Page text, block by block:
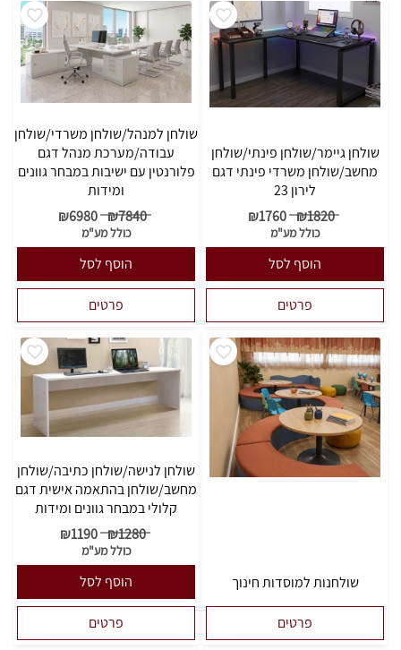
שולחן גיימר/שולחן פינתי/שולחן
מחשב/שולחן משרדי פינתי דגם
לירון 23
₪1820
₪1760
כולל מע"מ
הוסף לסל
פרטים
שולחן למנהל/שולחן משרדי/שולחן
עבודה/מערכת מנהל דגם
פלורנטין עם ישיבות במבחר גוונים
ומידות
₪7840
₪6980
כולל מע"מ
הוסף לסל
פרטים
שולחנות למוסדות חינוך
פרטים
שולחן לנישה/שולחן כתיבה/שולחן
מחשב/שולחן בהתאמה אישית דגם
קלולי במבחר גוונים ומידות
₪1280
₪1190
כולל מע"מ
הוסף לסל
פרטים